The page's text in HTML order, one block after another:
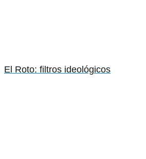
El Roto: filtros ideológicos